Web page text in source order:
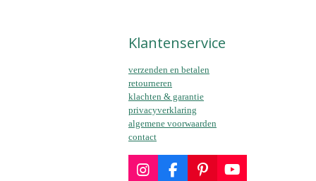
Klantenservice
verzenden en betalen
retourneren
klachten & garantie
privacyverklaring
algemene voorwaarden
contact
I F P Y